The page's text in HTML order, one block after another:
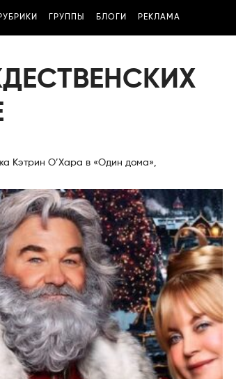
ГРУППЫ БЛОГИ РЕКЛАМА
Кэтрин О’Хара в «Один дома»,